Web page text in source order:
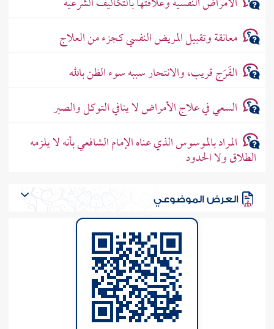
معانقة وتقبيل المريض النفسي كجزء من العلاج
الفَرَج قريب، والانتحار سببه سوء الظن بالله
السعي في علاج الأمراض لا ينافي التوكل والصبر
المراد بالموسوس الذي عناه الإمام الشافعي بأنه لا يلزمه
الطلاق ولا الحدود
العرض الموضوعي